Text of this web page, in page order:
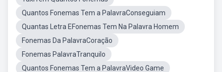
Quantos Fonemas Tem a PalavraConseguiam
Quantas Letra EFonemas Tem Na Palavra Homem
Fonemas Da PalavraCoração
Fonemas PalavraTranquilo
Quantos Fonemas Tem a PalavraVideo Game